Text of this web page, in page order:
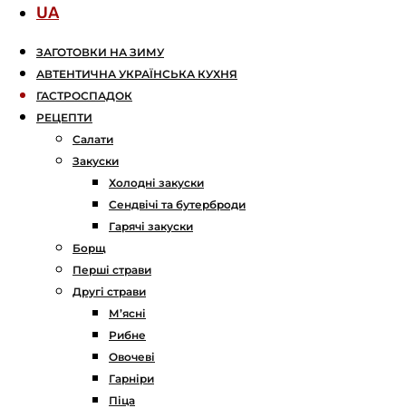
UA
ЗАГОТОВКИ НА ЗИМУ
АВТЕНТИЧНА УКРАЇНСЬКА КУХНЯ
ГАСТРОСПАДОК
РЕЦЕПТИ
Салати
Закуски
Холодні закуски
Сендвічі та бутерброди
Гарячі закуски
Борщ
Перші страви
Другі страви
М’ясні
Рибне
Овочеві
Гарніри
Піца